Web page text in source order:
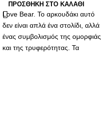
ΠΡΟΣΘΉΚΗ ΣΤΟ ΚΑΛΆΘΙ
Love Bear. Το αρκουδάκι αυτό
δεν είναι απλά ένα στολίδι, αλλά
ένας συμβολισμός της ομορφιάς
και της τρυφερότητας. Τα